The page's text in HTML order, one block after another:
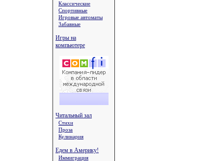
Классические
Спортивные
Игровые автоматы
Забавные
Игры на
компьютере
Читальный зал
Стихи
Проза
Кулинария
Едем в Америку!
Иммиграция